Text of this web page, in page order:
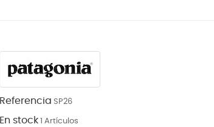
Referencia SP26
En stock 1 Artículos